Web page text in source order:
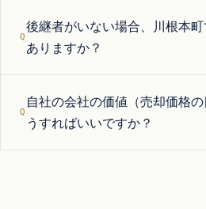
後継者がいない場合、川根本
ありますか？
自社の会社の価値（売却価格
うすればいいですか？